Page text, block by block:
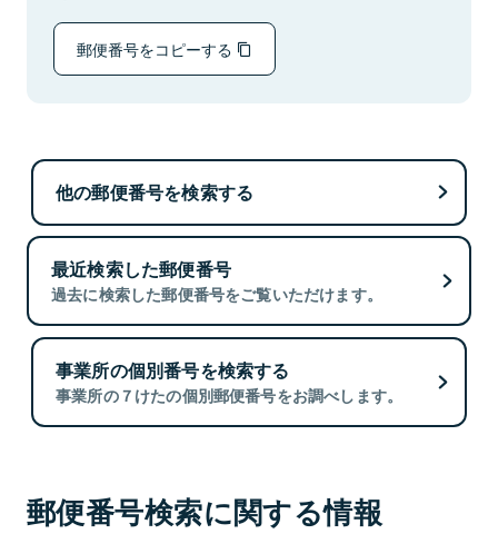
郵便番号をコピーする
他の郵便番号を検索する
最近検索した郵便番号
過去に検索した郵便番号をご覧いただけます。
事業所の個別番号を検索する
事業所の７けたの個別郵便番号をお調べします。
郵便番号検索に関する情報